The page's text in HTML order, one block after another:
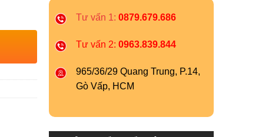
Tư vấn 1: 0879.679.686
Tư vấn 2: 0963.839.844
965/36/29 Quang Trung, P.14,
Gò Vấp, HCM